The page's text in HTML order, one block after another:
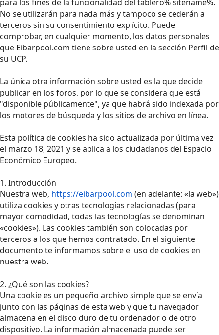
para los fines de la funcionalidad del tablero% sitename%.
No se utilizarán para nada más y tampoco se cederán a
terceros sin su consentimiento explícito. Puede
comprobar, en cualquier momento, los datos personales
que Eibarpool.com tiene sobre usted en la sección Perfil de
su UCP.
La única otra información sobre usted es la que decide
publicar en los foros, por lo que se considera que está
"disponible públicamente", ya que habrá sido indexada por
los motores de búsqueda y los sitios de archivo en línea.
Esta política de cookies ha sido actualizada por última vez
el marzo 18, 2021 y se aplica a los ciudadanos del Espacio
Económico Europeo.
1. Introducción
Nuestra web, https://eibarpool.com (en adelante: «la web»)
utiliza cookies y otras tecnologías relacionadas (para
mayor comodidad, todas las tecnologías se denominan
«cookies»). Las cookies también son colocadas por
terceros a los que hemos contratado. En el siguiente
documento te informamos sobre el uso de cookies en
nuestra web.
2. ¿Qué son las cookies?
Una cookie es un pequeño archivo simple que se envía
junto con las páginas de esta web y que tu navegador
almacena en el disco duro de tu ordenador o de otro
dispositivo. La información almacenada puede ser